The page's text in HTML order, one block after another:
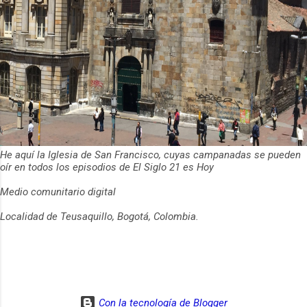
He aquí la Iglesia de San Francisco, cuyas campanadas se pueden
oír en todos los episodios de El Siglo 21 es Hoy
Medio comunitario digital
Localidad de Teusaquillo, Bogotá, Colombia.
Con la tecnología de Blogger